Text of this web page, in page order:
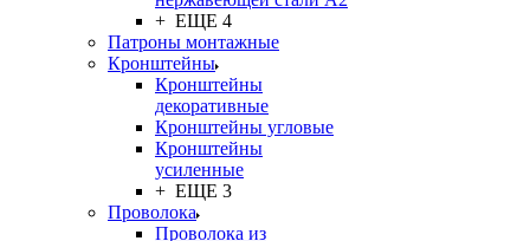
+ ЕЩЕ 4
Патроны монтажные
Кронштейны
Кронштейны
декоративные
Кронштейны угловые
Кронштейны
усиленные
+ ЕЩЕ 3
Проволока
Проволока из